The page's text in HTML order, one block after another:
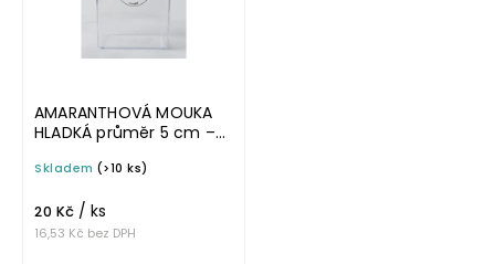
AMARANTHOVÁ MOUKA
HLADKÁ průměr 5 cm –
písmu, omyvatelná
potravinové dózy
Skladem (>10 ks)
16,53 Kč bez DPH
20 Kč / ks